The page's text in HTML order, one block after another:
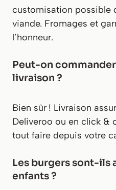
customisation possible
viande. Fromages et
l’honneur.
Peut-on
livraison ?
Bien sûr ! Livraison
Deliveroo ou en click &
tout faire depuis votre
Les burgers sont-ils
enfants ?